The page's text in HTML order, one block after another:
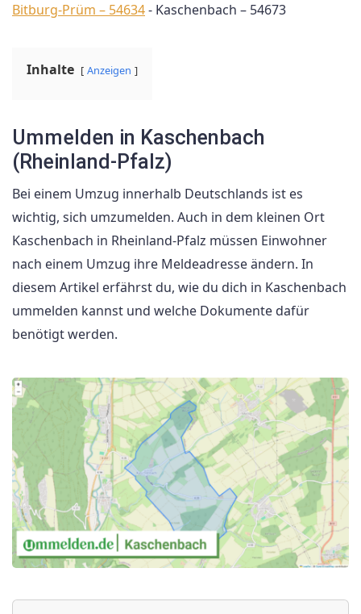
Bitburg-Prüm – 54634- Kaschenbach – 54673
Inhalte Anzeigen
Ummelden in Kaschenbach
(Rheinland-Pfalz)
Bei einem Umzug innerhalb Deutschlands ist es
wichtig, sich umzumelden. Auch in dem kleinen Ort
Kaschenbach in Rheinland-Pfalz müssen Einwohner
nach einem Umzug ihre Meldeadresse ändern. In
diesem Artikel erfährst du, wie du dich in Kaschenbach
ummelden kannst und welche Dokumente dafür
benötigt werden.